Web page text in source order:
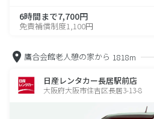
6時間まで7,700円
免責補償制度1,100円
鷹合会館老人憩の家から 1818m
日産レンタカー長居駅前店
大阪府大阪市住吉区長居3-13-8